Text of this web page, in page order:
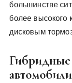
большинстве
более высокого
дисковым
Гибридные
автомобили